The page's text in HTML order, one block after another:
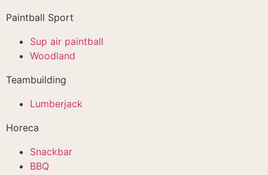
Paintball Sport
Sup air paintball
Woodland
Teambuilding
Lumberjack
Horeca
Snackbar
BBQ